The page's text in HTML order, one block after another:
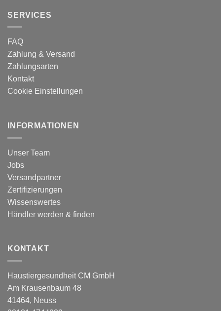
SERVICES
FAQ
Zahlung & Versand
Zahlungsarten
Kontakt
Cookie Einstellungen
INFORMATIONEN
Unser Team
Jobs
Versandpartner
Zertifizierungen
Wissenswertes
Händler werden & finden
KONTAKT
Haustiergesundheit CM GmbH
Am Krausenbaum 48
41464, Neuss